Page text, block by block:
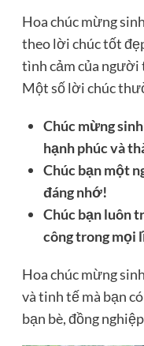
Hoa chúc mừng
theo lời chúc tốt
tình cảm của người
Một số lời chúc
Chúc mừng
hạnh phúc và
Chúc bạn một
đáng nhớ!
Chúc bạn luôn
công trong mọi
Hoa chúc mừng
và tinh tế mà bạn
bạn bè, đồng